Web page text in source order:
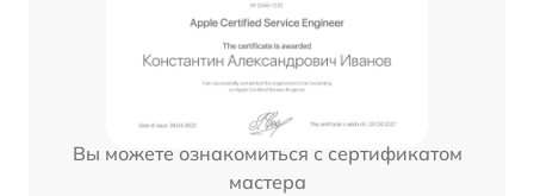
Вы можете ознакомиться с сертификатом
мастера